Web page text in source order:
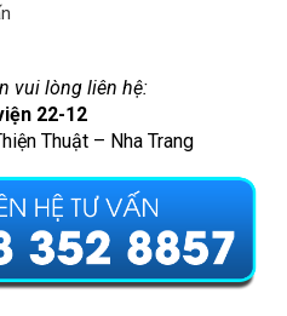
vui lòng liên hệ:
22-12
Thuật – Nha Trang